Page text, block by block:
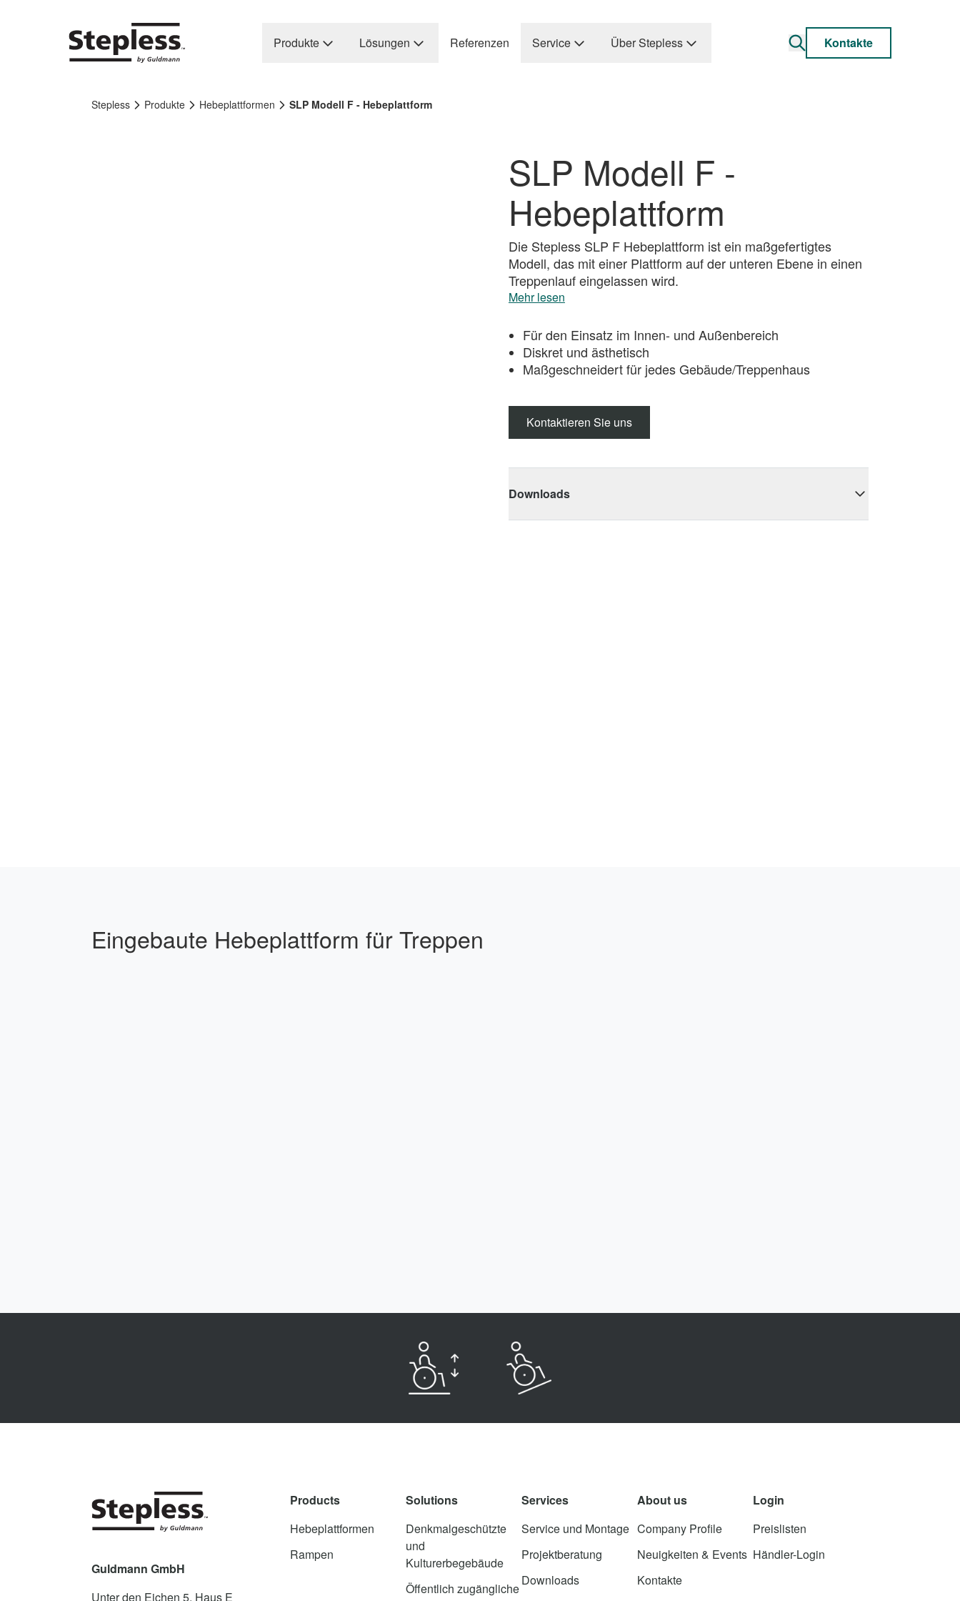
Produkte Lösungen Referenzen Service Über Stepless Kontakte
Stepless Produkte Hebeplattformen SLP Modell F - Hebeplattform
SLP Modell F -
Hebeplattform
Die Stepless SLP F Hebeplattform ist ein maßgefertigtes
Modell, das mit einer Plattform auf der unteren Ebene in einen
Treppenlauf eingelassen wird.
Mehr lesen
Für den Einsatz im Innen- und Außenbereich
Diskret und ästhetisch
Maßgeschneidert für jedes Gebäude/Treppenhaus
Kontaktieren Sie uns
Downloads
Eingebaute Hebeplattform für Treppen
Guldmann GmbH
Unter den Eichen 5, Haus E
Products
Hebeplattformen
Rampen
Solutions
Denkmalgeschützte
und
Kulturerbegebäude
Öffentlich zugängliche
Services
Service und Montage
Projektberatung
Downloads
About us
Company Profile
Neuigkeiten & Events
Kontakte
Login
Preislisten
Händler-Login